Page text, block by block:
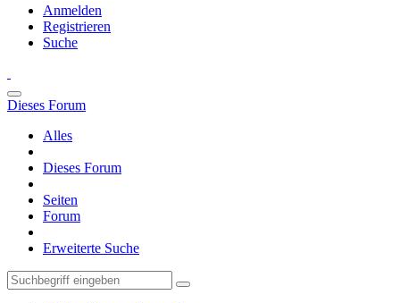
Anmelden
Registrieren
Suche
Dieses Forum
Alles
Dieses Forum
Seiten
Forum
Erweiterte Suche